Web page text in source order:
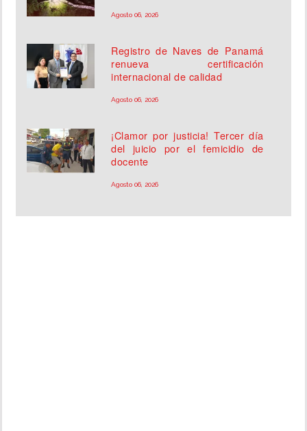
Agosto 06, 2026
Registro de Naves de Panamá
renueva certificación
internacional de calidad
Agosto 06, 2026
¡Clamor por justicia! Tercer día
del juicio por el femicidio de
docente
Agosto 06, 2026